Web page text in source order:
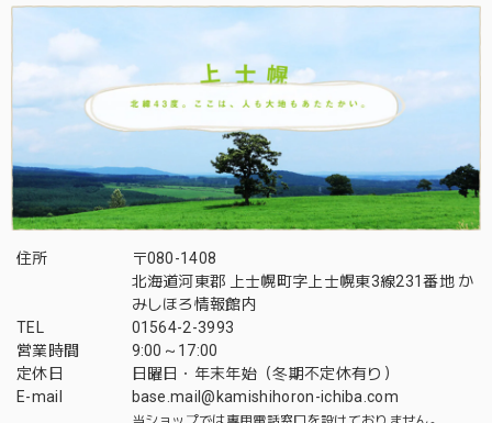
住所
〒080-1408
北海道河東郡 上士幌町字上士幌東3線231番地 か
みしほろ情報館内
TEL
01564-2-3993
営業時間
9:00～17:00
定休日
日曜日・年末年始（冬期不定休有り）
E-mail
base.mail@kamishihoron-ichiba.com